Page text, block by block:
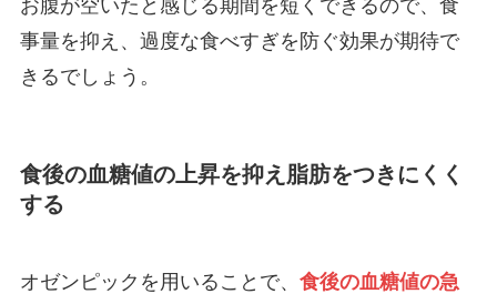
お腹が空いたと感じる期間を短くできるので、食
事量を抑え、過度な食べすぎを防ぐ効果が期待で
きるでしょう。
食後の血糖値の上昇を抑え脂肪をつきにくく
する
オゼンピックを用いることで、 食後の血糖値の急